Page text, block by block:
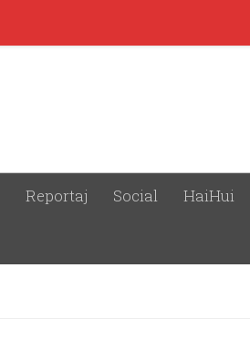
Reportaj Social HaiHui